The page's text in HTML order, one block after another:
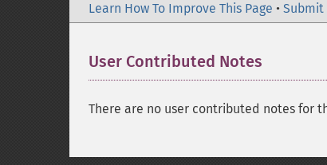
Learn How To Improve This Page • Submit
User Contributed Notes
There are no user contributed notes for